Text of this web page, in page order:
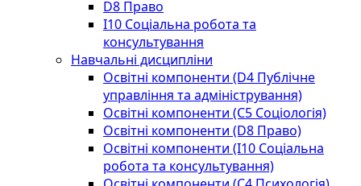
D8 Право
I10 Соціальна робота та
консультування
Навчальні дисципліни
Освітні компоненти (D4 Публічне
управління та адміністрування)
Освітні компоненти (С5 Соціологія)
Освітні компоненти (D8 Право)
Освітні компоненти (I10 Соціальна
робота та консультування)